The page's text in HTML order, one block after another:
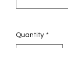
Quantity *